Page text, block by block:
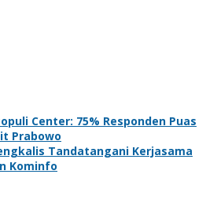
Center: 75% Responden Puas
Prabowo
Tandatangani Kerjasama
Kominfo